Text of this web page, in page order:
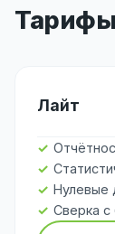
Лайт
Нулевые
Сверка